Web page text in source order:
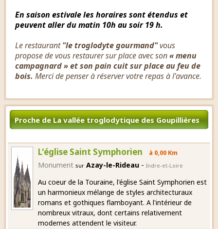
En saison estivale les horaires sont étendus et
peuvent aller du matin 10h au soir 19 h.
Le restaurant"le troglodyte gourmand"vous
propose de vous restaurer sur place avec son« menu
campagnard » et son pain cuit sur place au feu de
bois. Merci de penser à réserver votre repas à l'avance.
Proche de La vallée troglodytique des Goupillières
L'église Saint Symphorien à 0,00 Km
Monument sur Azay-le-Rideau - Indre-et-Loire
Au coeur de la Touraine, l'église Saint Symphorien est
un harmonieux mélange de styles architecturaux
romans et gothiques flamboyant. A l'intérieur de
nombreux vitraux, dont certains relativement
modernes attendent le visiteur.